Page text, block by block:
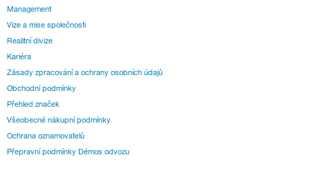
Management
Vize a mise společnosti
Realitní divize
Kariéra
Zásady zpracování a ochrany osobních údajů
Obchodní podmínky
Přehled značek
Všeobecné nákupní podmínky
Ochrana oznamovatelů
Přepravní podmínky Démos odvozu